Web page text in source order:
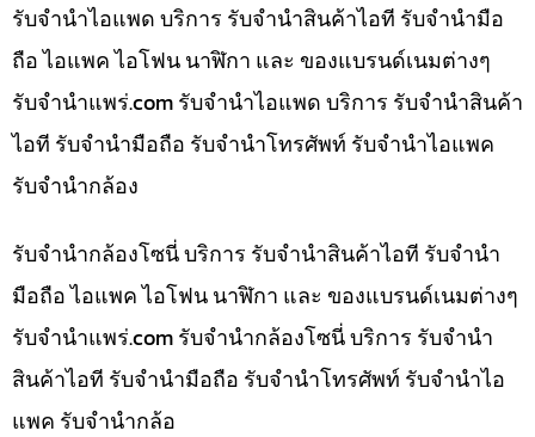
รับจำนำไอแพด บริการ รับจำนำสินค้าไอที รับจำนำมือ
ถือ ไอแพค ไอโฟน นาฬิกา และ ของแบรนด์เนมต่างๆ
รับจํานําแพร่.com รับจำนำไอแพด บริการ รับจำนำสินค้า
ไอที รับจำนำมือถือ รับจำนำโทรศัพท์ รับจำนำไอแพค
รับจำนำกล้อง
รับจำนำกล้องโซนี่ บริการ รับจำนำสินค้าไอที รับจำนำ
มือถือ ไอแพค ไอโฟน นาฬิกา และ ของแบรนด์เนมต่างๆ
รับจํานําแพร่.com รับจำนำกล้องโซนี่ บริการ รับจำนำ
สินค้าไอที รับจำนำมือถือ รับจำนำโทรศัพท์ รับจำนำไอ
แพค รับจำนำกล้อ